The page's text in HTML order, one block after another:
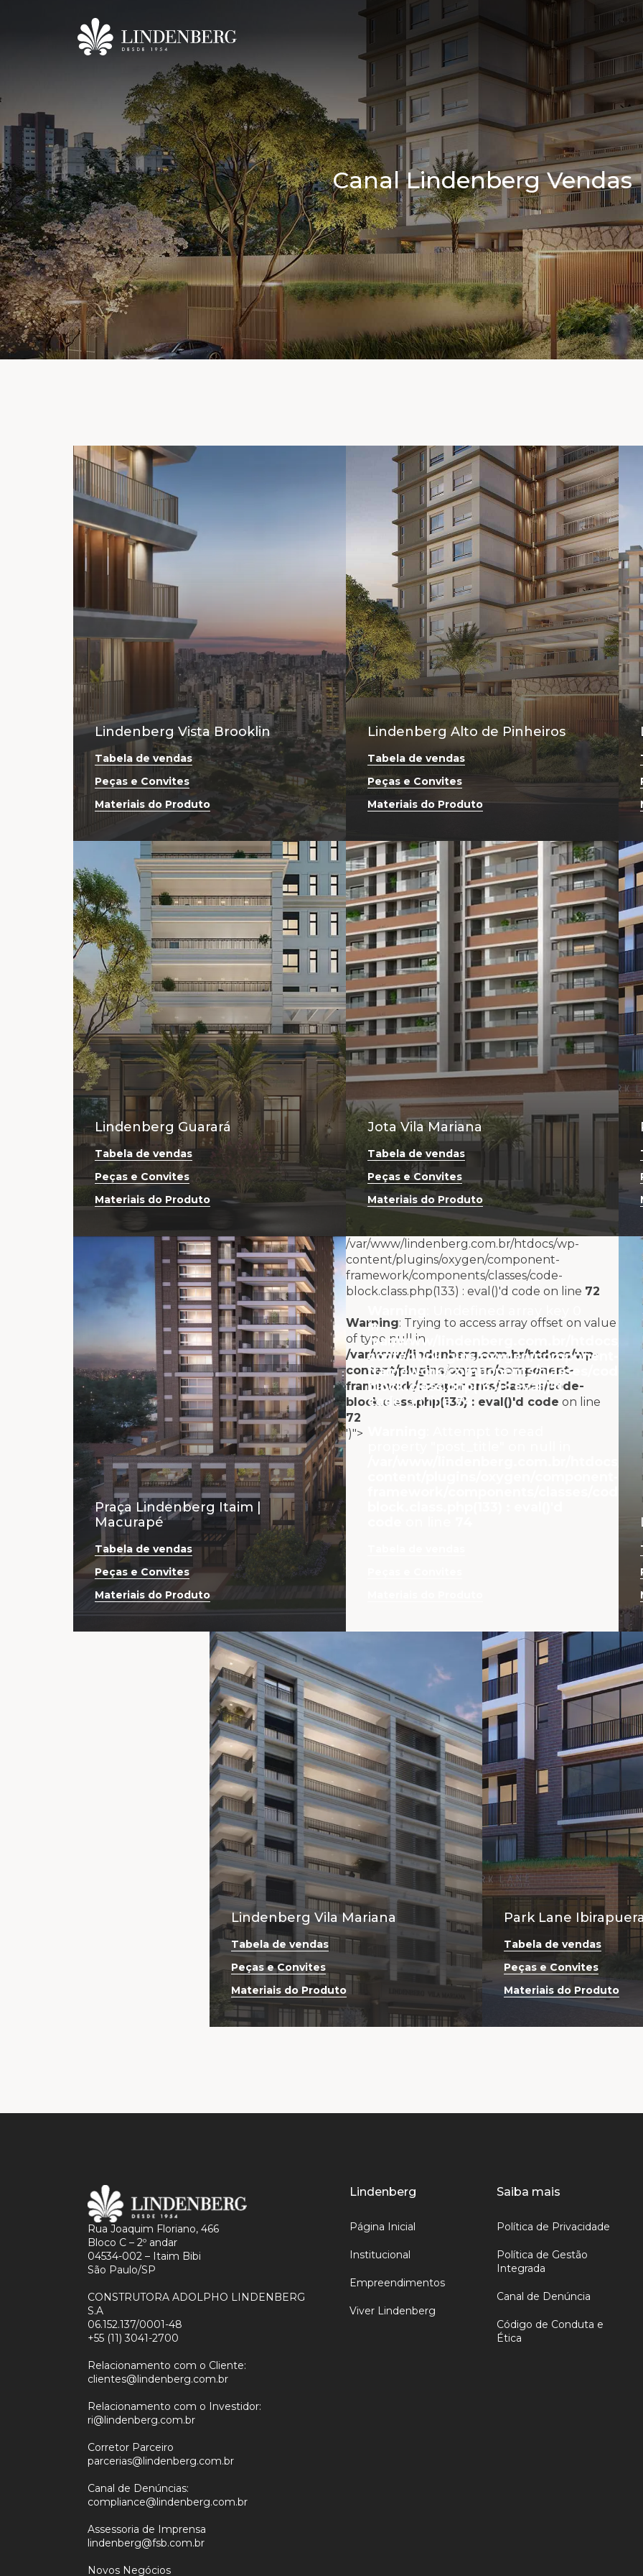
Canal Lindenberg Vendas
Lindenberg Vista Brooklin
Tabela de vendas
Peças e Convites
Materiais do Produto
Lindenberg Alto de Pinheiros
Tabela de vendas
Peças e Convites
Materiais do Produto
Lindenberg Guarará
Tabela de vendas
Peças e Convites
Materiais do Produto
Jota Vila Mariana
Tabela de vendas
Peças e Convites
Materiais do Produto
Praça Lindenberg Itaim |
Macurapé
Tabela de vendas
Peças e Convites
Materiais do Produto
/var/www/lindenberg.com.br/htdocs/wp-
content/plugins/oxygen/component-
framework/components/classes/code-
block.class.php(133) : eval()'d code on line 72
Warning: Trying to access array offset on value
of type null in
/var/www/lindenberg.com.br/htdocs/wp-
content/plugins/oxygen/component-
framework/components/classes/code-
block.class.php(133) : eval()'d code on line
72
')">
in
/var/www/lindenberg.com.br/htdocs/
content/plugins/oxygen/component-
framework/components/classes/code-
block.class.php(133) : eval()'d
codeon line74
/var/www/lindenberg.com.br/htdocs/
Lindenberg Vila Mariana
Tabela de vendas
Peças e Convites
Materiais do Produto
Park Lane
Tabela de vendas
Peças e Convites
Materiais do Produto
Rua Joaquim Floriano, 466
Bloco C – 2º andar
04534-002 – Itaim Bibi
São Paulo/SP
CONSTRUTORA ADOLPHO LINDENBERG
S.A
06.152.137/0001-48
+55 (11) 3041-2700
Relacionamento com o Cliente:
clientes@lindenberg.com.br
Relacionamento com o Investidor:
ri@lindenberg.com.br
Corretor Parceiro
parcerias@lindenberg.com.br
Canal de Denúncias:
compliance@lindenberg.com.br
Assessoria de Imprensa
lindenberg@fsb.com.br
Novos Negócios
Lindenberg
Página Inicial
Institucional
Empreendimentos
Viver Lindenberg
Saiba mais
Política de Privacidade
Política de Gestão
Integrada
Canal de Denúncia
Código de Conduta e
Ética